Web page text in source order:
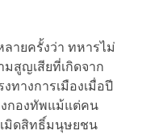
ายครั้งว่า ทหารไม่
สูญเสียที่เกิดจาก
ทางการเมืองเมื่อปี
กองทัพแม้แต่คน
มิดสิทธิ์มนุษยชน